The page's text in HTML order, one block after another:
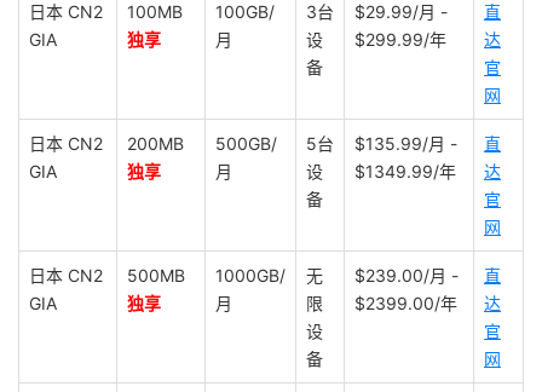
日本 CN2
GIA
100MB
独享
100GB/
月
3台
设
备
$29.99/月 -
$299.99/年
直
达
官
网
日本 CN2
GIA
200MB
独享
500GB/
月
5台
设
备
$135.99/月 -
$1349.99/年
直
达
官
网
日本 CN2
GIA
500MB
独享
1000GB/
月
无
限
设
备
$239.00/月 -
$2399.00/年
直
达
官
网